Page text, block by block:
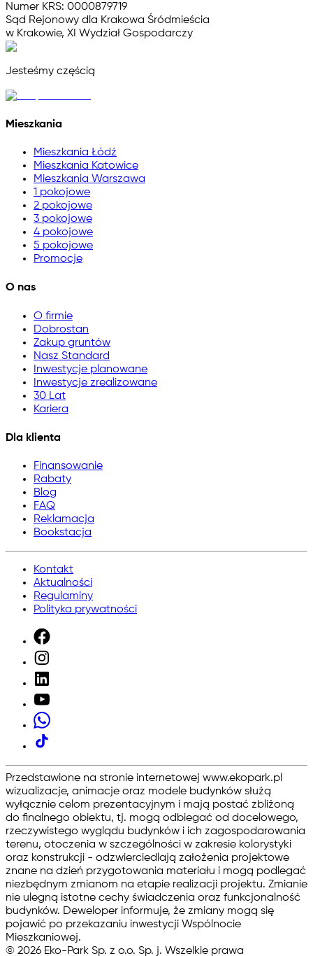
Numer KRS: 0000879719
Sąd Rejonowy dla Krakowa Śródmieścia
w Krakowie, XI Wydział Gospodarczy
Jesteśmy częścią
Mieszkania
Mieszkania Łódź
Mieszkania Katowice
Mieszkania Warszawa
1 pokojowe
2 pokojowe
3 pokojowe
4 pokojowe
5 pokojowe
Promocje
O nas
O firmie
Dobrostan
Zakup gruntów
Nasz Standard
Inwestycje planowane
Inwestycje zrealizowane
30 Lat
Kariera
Dla klienta
Finansowanie
Rabaty
Blog
FAQ
Reklamacja
Bookstacja
Kontakt
Aktualności
Regulaminy
Polityka prywatności
Przedstawione na stronie internetowej www.ekopark.pl
wizualizacje, animacje oraz modele budynków służą
wyłącznie celom prezentacyjnym i mają postać zbliżoną
do finalnego obiektu, tj. mogą odbiegać od docelowego,
rzeczywistego wyglądu budynków i ich zagospodarowania
terenu, otoczenia w szczególności w zakresie kolorystyki
oraz konstrukcji - odzwierciedlają założenia projektowe
znane na dzień przygotowania materiału i mogą podlegać
niezbędnym zmianom na etapie realizacji projektu. Zmianie
nie ulegną istotne cechy świadczenia oraz funkcjonalność
budynków. Deweloper informuje, że zmiany mogą się
pojawić po przekazaniu inwestycji Wspólnocie
Mieszkaniowej.
© 2026 Eko-Park Sp. z o.o. Sp. j. Wszelkie prawa